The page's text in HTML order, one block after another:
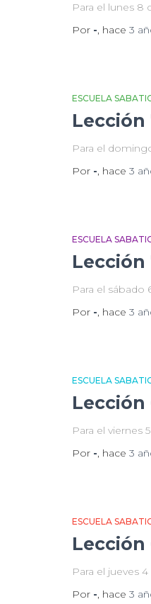
Para el lunes 8
Por -, hace 3
ESCUELA
Lección
Para el
Por -, hace 3
ESCUELA
Lección
Para el sábado
Por -, hace 3
ESCUELA
Lección
Para el viernes
Por -, hace 3
ESCUELA
Lección
Para el jueves
Por -, hace 3